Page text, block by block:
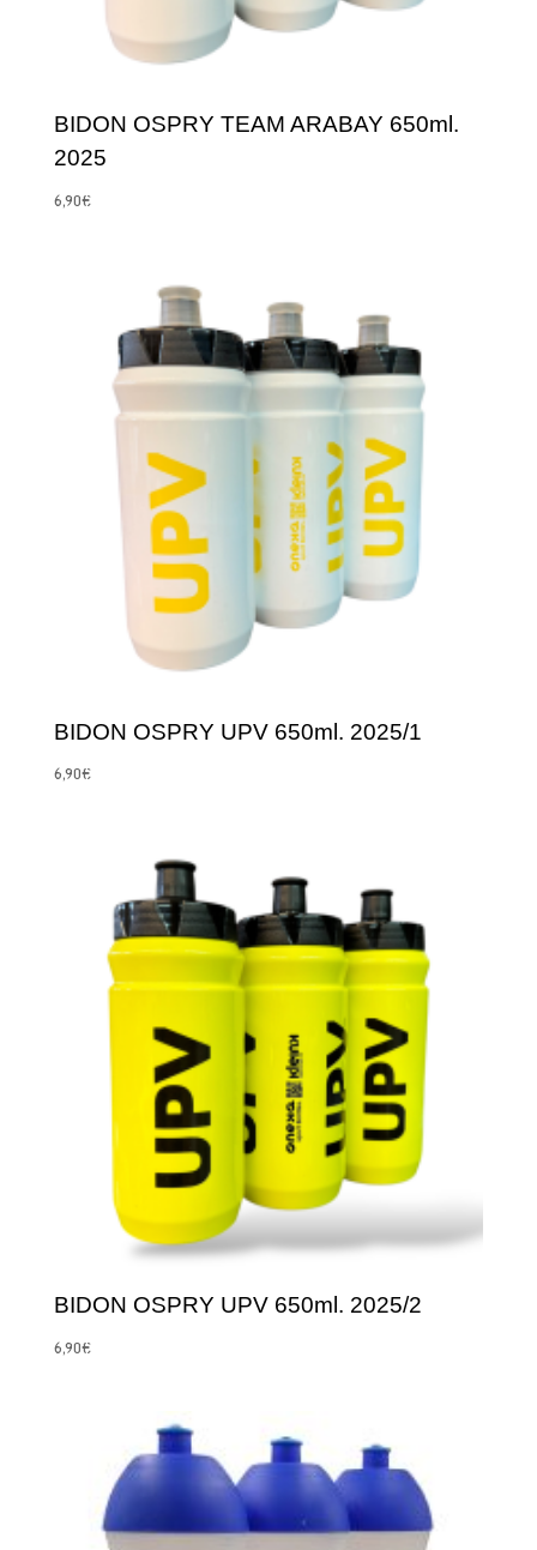
BIDON OSPRY TEAM ARABAY 650ml.
2025
6,90€
BIDON OSPRY UPV 650ml. 2025/1
6,90€
BIDON OSPRY UPV 650ml. 2025/2
6,90€